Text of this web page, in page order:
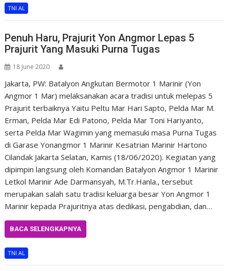
TNI AL
Penuh Haru, Prajurit Yon Angmor Lepas 5
Prajurit Yang Masuki Purna Tugas
18 June 2020
Jakarta, PW: Batalyon Angkutan Bermotor 1 Marinir (Yon
Angmor 1 Mar) melaksanakan acara tradisi untuk melepas 5
Prajurit terbaiknya Yaitu Peltu Mar Hari Sapto, Pelda Mar M.
Erman, Pelda Mar Edi Patono, Pelda Mar Toni Hariyanto,
serta Pelda Mar Wagimin yang memasuki masa Purna Tugas
di Garase Yonangmor 1 Marinir Kesatrian Marinir Hartono
Cilandak Jakarta Selatan, Kamis (18/06/2020). Kegiatan yang
dipimpin langsung oleh Komandan Batalyon Angmor 1 Marinir
Letkol Marinir Ade Darmansyah, M.Tr.Hanla., tersebut
merupakan salah satu tradisi keluarga besar Yon Angmor 1
Marinir kepada Prajuritnya atas dedikasi, pengabdian, dan…
BACA SELENGKAPNYA
TNI AL